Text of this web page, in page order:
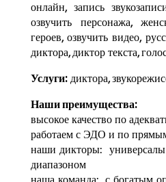
онлайн, запись
озвучить персонажа,
героев, озвучить видео,
диктора, диктор текста,
Услуги:диктора,
Наши преимущества:
высокое качество по
работаем с ЭДО и по
наши дикторы:
диапазоном